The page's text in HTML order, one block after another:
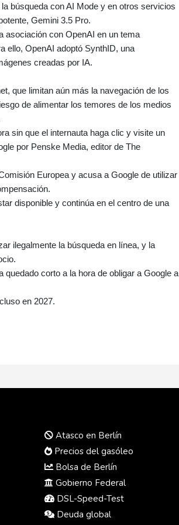
búsqueda con AI Mode y en otros servicios
Gemini 3.5 Pro.
asociación con OpenAI en un tema
ello, OpenAI adoptó SynthID, una
creadas por IA.
que limitan aún más la navegación de los
de alimentar los temores de los medios
sin que el internauta haga clic y visite un
por Penske Media, editor de The
Europea y acusa a Google de utilizar
disponible y continúa en el centro de una
ilegalmente la búsqueda en línea, y la
corto a la hora de obligar a Google a
en 2027.
Atasco en Berlín
Precios del gasóleo
Bolsa de Berlín
Gobierno Federal
DSL-Speed-Test
Deuda global